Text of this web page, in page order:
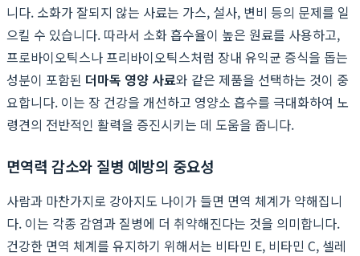
니다. 소화가 잘되지 않는 사료는 가스, 설사, 변비 등의 문제를 일
으킬 수 있습니다. 따라서 소화 흡수율이 높은 원료를 사용하고,
프로바이오틱스나 프리바이오틱스처럼 장내 유익균 증식을 돕는
성분이 포함된 더마독 영양 사료와 같은 제품을 선택하는 것이 중
요합니다. 이는 장 건강을 개선하고 영양소 흡수를 극대화하여 노
령견의 전반적인 활력을 증진시키는 데 도움을 줍니다.
면역력 감소와 질병 예방의 중요성
사람과 마찬가지로 강아지도 나이가 들면 면역 체계가 약해집니
다. 이는 각종 감염과 질병에 더 취약해진다는 것을 의미합니다.
건강한 면역 체계를 유지하기 위해서는 비타민 E, 비타민 C, 셀레